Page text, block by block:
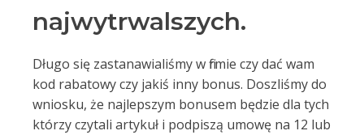
najwytrwalszych.
Długo się zastanawialiśmy w firmie czy dać wam
kod rabatowy czy jakiś inny bonus. Doszliśmy do
wniosku, że najlepszym bonusem będzie dla tych
którzy czytali artykuł i podpiszą umowę na 12 lub